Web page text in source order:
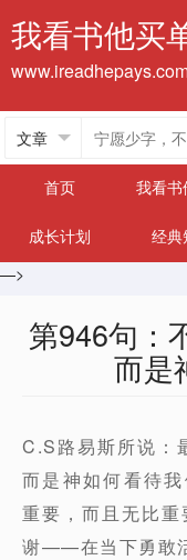
我看书他买
首页
我看
成长计划 经典
—>
第946句：
而是
C.S路易斯所说：
而是神如何看待
重要，而且无比
谢——在当下勇敢